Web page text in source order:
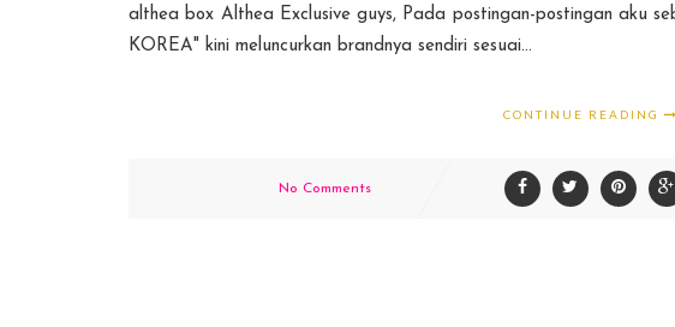
althea box Althea Exclusive guys, Pada postingan-postingan aku
KOREA" kini meluncurkan brandnya sendiri sesuai...
CONTINUE READING
No Comments